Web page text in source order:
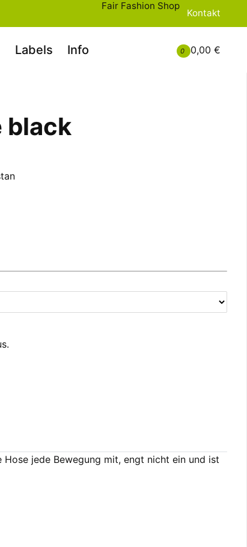
Kontakt
Fair Fashion Shop
0 0,00 €
Labels Info
black
jede Bewegung mit, engt nicht ein und ist